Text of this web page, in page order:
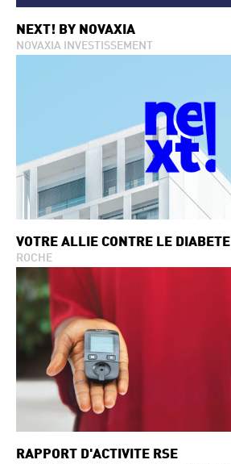
NEXT! BY NOVAXIA
NOVAXIA INVESTISSEMENT
VOTRE ALLIÉ CONTRE LE DIABÈTE
ROCHE
RAPPORT D'ACTIVITÉ RSE